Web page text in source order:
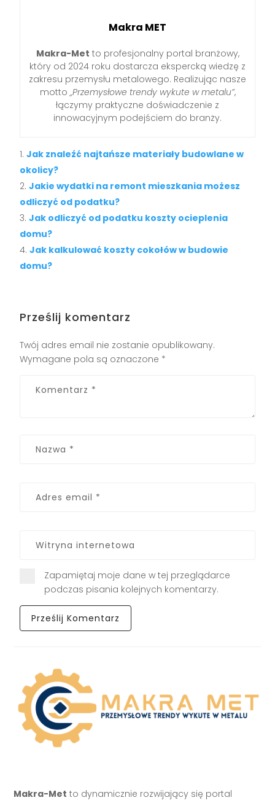
Makra MET
Makra-Met to profesjonalny portal branżowy,
który od 2024 roku dostarcza ekspercką wiedzę z
zakresu przemysłu metalowego. Realizując nasze
motto„Przemysłowe trendy wykute w metalu”,
łączymy praktyczne doświadczenie z
innowacyjnym podejściem do branży.
Jak znaleźć najtańsze materiały budowlane w
okolicy?
Jakie wydatki na remont mieszkania możesz
odliczyć od podatku?
Jak odliczyć od podatku koszty ocieplenia
domu?
Jak kalkulować koszty cokołów w budowie
domu?
Prześlij komentarz
Twój adres email nie zostanie opublikowany.
Wymagane pola są oznaczone *
Zapamiętaj moje dane w tej przeglądarce
podczas pisania kolejnych komentarzy.
Makra-Met to dynamicznie rozwijający się portal